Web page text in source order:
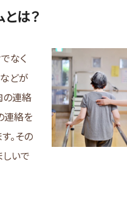
は？
なく
どが
の連絡
連絡を
。その
いで